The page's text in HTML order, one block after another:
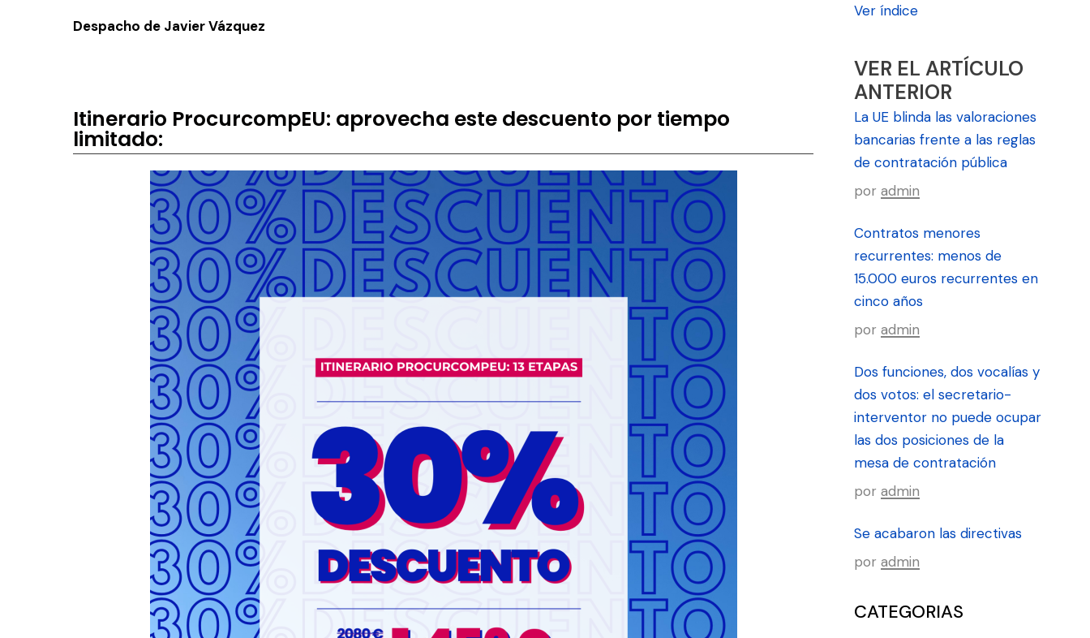
Despacho de Javier Vázquez
Itinerario ProcurcompEU: aprovecha este descuento por tiempo
limitado:
Ver índice
VER EL ARTÍCULO
ANTERIOR
La UE blinda las valoraciones
bancarias frente a las reglas
de contratación pública
por admin
Contratos menores
recurrentes: menos de
15.000 euros recurrentes en
cinco años
por admin
Dos funciones, dos vocalías y
dos votos: el secretario-
interventor no puede ocupar
las dos posiciones de la
mesa de contratación
por admin
Se acabaron las directivas
por admin
CATEGORIAS